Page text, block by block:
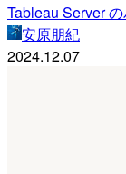
Tableau Server
安原朋紀
2024.12.07